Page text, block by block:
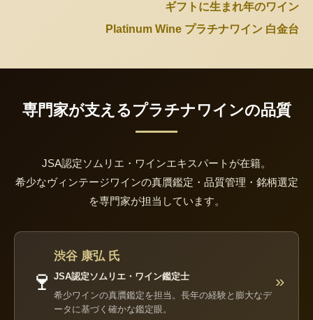
ギフトに生まれ年のワイン
Platinum Wine プラチナワイン 白金台
専門家が支えるプラチナワインの品質
JSA認定ソムリエ・ワインエキスパートが在籍。
希少なヴィンテージワインの真贋鑑定・品質管理・銘柄選定
を専門家が担当しています。
🍷
渋谷 康弘 氏
JSA認定ソムリエ・ワイン鑑定士
希少ワインの真贋鑑定を担当。長年の経験と膨大なデ
ータに基づく確かな鑑定眼。
»